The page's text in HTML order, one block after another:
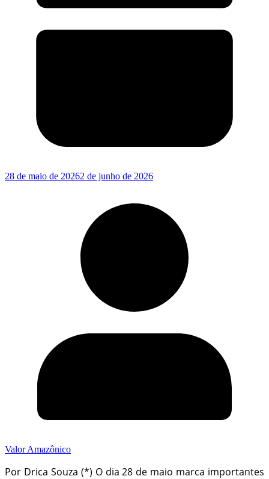
28 de maio de 20262 de junho de 2026
Valor Amazônico
Por Drica Souza (*) O dia 28 de maio marca importantes